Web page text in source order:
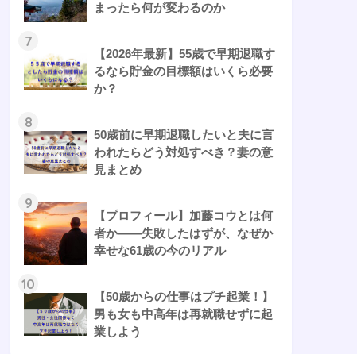
まったら何が変わるのか
7
【2026年最新】55歳で早期退職す
るなら貯金の目標額はいくら必要
か？
8
50歳前に早期退職したいと夫に言
われたらどう対処すべき？妻の意
見まとめ
9
【プロフィール】加藤コウとは何
者か——失敗したはずが、なぜか
幸せな61歳の今のリアル
10
【50歳からの仕事はプチ起業！】
男も女も中高年は再就職せずに起
業しよう